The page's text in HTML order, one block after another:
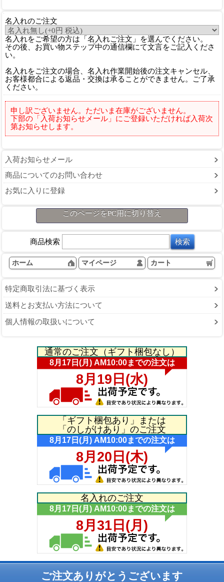
名入れのご注文
名入れをご希望の方は「名入れご注文」を選んでください。
その後、お買い物ステップ中の通信欄にて文言をご記入くださ
い。
名入れをご注文の場合、名入れ作業開始後の注文キャンセル、
お客様都合による返品・交換は承ることができません。ご了承
ください。
申し訳ございません。ただいま在庫がございません。
下部の「入荷お知らせメール」にご登録いただければ入荷次
第お知らせします。
入荷お知らせメール
商品についてのお問い合わせ
お気に入りに登録
このページをPC用に切り替え
商品検索
ホーム マイページ カート
特定商取引法に基づく表示
送料とお支払い方法について
個人情報の取扱いについて
通常のご注文（ギフト梱包なし）
「ギフト梱包あり」または
「のしがけあり」のご注文
名入れのご注文
ご注文ありがとうございます